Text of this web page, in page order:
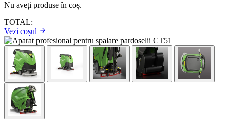
Nu aveți produse în coș.
TOTAL:
Vezi coșul